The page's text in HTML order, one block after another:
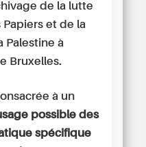
de la lutte
Papiers et de la
Palestine à
Bruxelles.
à un
possible des
spécifique